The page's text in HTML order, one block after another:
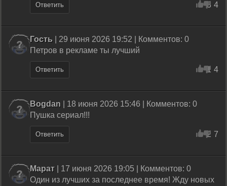
Ответить 3 4
Гость | 29 июня 2026 19:52 | Комментов: 0
Петров в рекламе ты лучший
Ответить 1 4
Bogdan | 18 июня 2026 15:46 | Комментов: 0
Пушка сериал!!!
Ответить 2 7
Марат | 17 июня 2026 19:05 | Комментов: 0
Один из лучших за последнее время! Жду новых